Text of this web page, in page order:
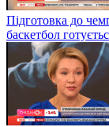
Підготовка до
баскетбол